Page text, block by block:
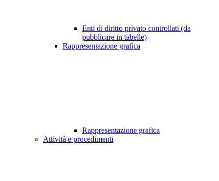
Enti di diritto privato controllati (da
pubblicare in tabelle)
Rappresentazione grafica
Rappresentazione grafica
Attività e procedimenti